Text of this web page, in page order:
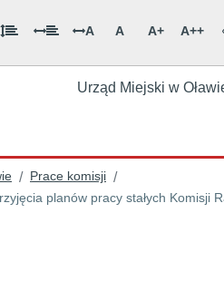
A A A+ A++
Urząd Miejski w
/ Prace komisji /
sprawie przyjęcia planów pracy stałych